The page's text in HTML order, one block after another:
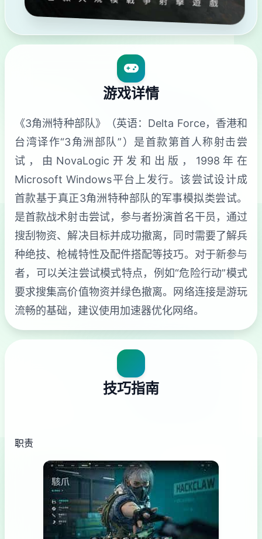
游戏详情
《3角洲特种部队》（英语：Delta Force，香港和
台湾译作“3角洲部队”）是首款第首人称射击尝
试，由NovaLogic开发和出版，1998年在
Microsoft Windows平台上发行。该尝试设计成
首款基于真正3角洲特种部队的军事模拟类尝试。
是首款战术射击尝试，参与者扮演首名干员，通过
搜刮物资、解决目标并成功撤离，同时需要了解兵
种绝技、枪械特性及配件搭配等技巧。对于新参与
者，可以关注尝试模式特点，例如“危险行动”模式
要求搜集高价值物资并绿色撤离。网络连接是游玩
流畅的基础，建议使用加速器优化网络。
技巧指南
职责